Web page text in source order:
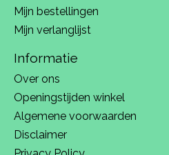
Mijn bestellingen
Mijn verlanglijst
Informatie
Over ons
Openingstijden winkel
Algemene voorwaarden
Disclaimer